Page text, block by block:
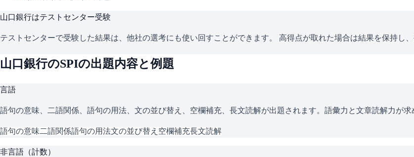
山口銀行はテストセンター受験
テストセンターで受験した結果は、他社の選考にも使い回すことができます。 高得点が取れた場合は結果を保持し
山口銀行のSPIの出題内容と例題
言語
語句の意味、二語関係、語句の用法、文の並び替え、空欄補充、長文読解が出題されます。語彙力と文章読解力が求
語句の意味二語関係語句の用法文の並び替え 空欄補充長文読解
非言語（計数）